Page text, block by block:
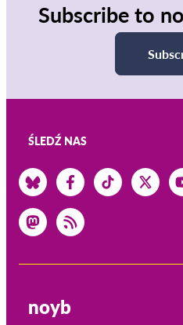
Subscribe to
ŚLEDŹ NAS
noyb